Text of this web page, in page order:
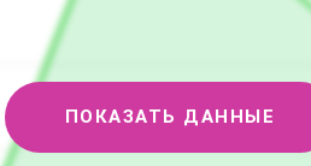
ПОКАЗАТЬ ДАННЫЕ